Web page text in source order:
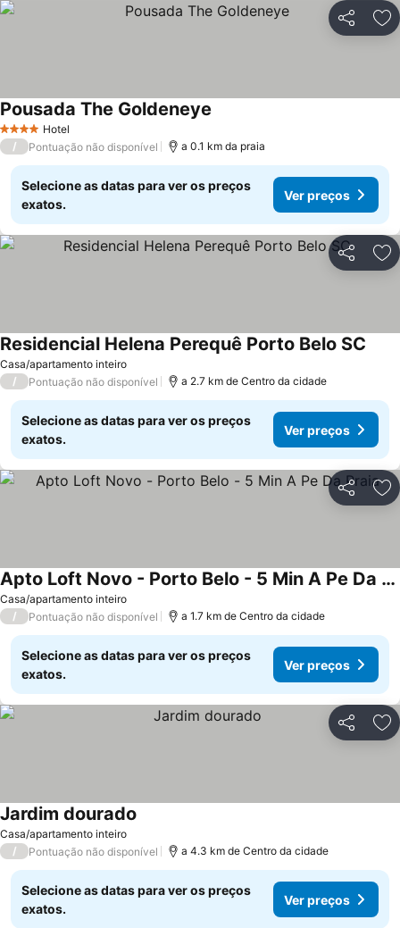
Partilhar
4 EstrelasHotel
Pousada The Goldeneye
/ Pontuação não disponível a 0.1 km da praia
Selecione as datas para ver os preços
exatos.
Ver preços
Partilhar
Casa/apartamento inteiro
Residencial Helena Perequê Porto Belo SC
/ Pontuação não disponível a 2.7 km de Centro da cidade
Selecione as datas para ver os preços
exatos.
Ver preços
Partilhar
Casa/apartamento inteiro
Apto Loft Novo - Porto Belo - 5 Min A Pe Da Praia
/ Pontuação não disponível a 1.7 km de Centro da cidade
Selecione as datas para ver os preços
exatos.
Ver preços
Partilhar
Casa/apartamento inteiro
Jardim dourado
/ Pontuação não disponível a 4.3 km de Centro da cidade
Selecione as datas para ver os preços
exatos.
Ver preços